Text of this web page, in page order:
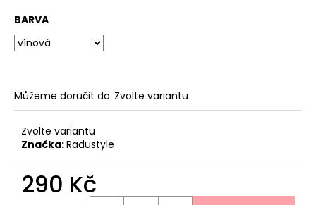
BARVA
Můžeme doručit do: Zvolte variantu
Zvolte variantu
Značka:Radustyle
290 Kč
SET
ČEPICE
A
RETRIEVER
650